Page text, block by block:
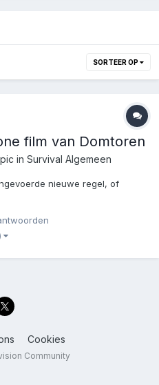
SORTEER OP
film van Domtoren
in Survival Algemeen
nieuwe regel, of
Cookies
Community